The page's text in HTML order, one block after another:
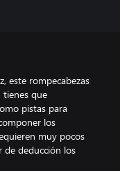
este rompecabezas
tienes que
pistas para
los
muy pocos
de deducción los